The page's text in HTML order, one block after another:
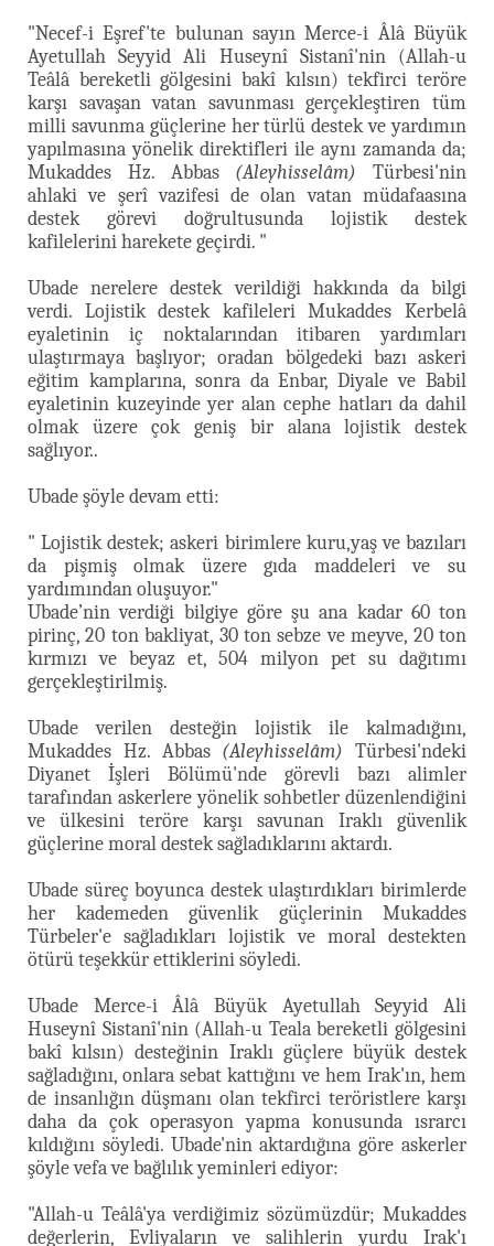
"Necef-i Eşref'te bulunan sayın Merce-i Âlâ Büyük
Ayetullah Seyyid Ali Huseynî Sistanî'nin (Allah-u
Teâlâ bereketli gölgesini bakî kılsın) tekfirci teröre
karşı savaşan vatan savunması gerçekleştiren tüm
milli savunma güçlerine her türlü destek ve yardımın
yapılmasına yönelik direktifleri ile aynı zamanda da;
Mukaddes Hz. Abbas (Aleyhisselâm) Türbesi'nin
ahlaki ve şerî vazifesi de olan vatan müdafaasına
destek görevi doğrultusunda lojistik destek
kafilelerini harekete geçirdi. "
Ubade nerelere destek verildiği hakkında da bilgi
verdi. Lojistik destek kafileleri Mukaddes Kerbelâ
eyaletinin iç noktalarından itibaren yardımları
ulaştırmaya başlıyor; oradan bölgedeki bazı askeri
eğitim kamplarına, sonra da Enbar, Diyale ve Babil
eyaletinin kuzeyinde yer alan cephe hatları da dahil
olmak üzere çok geniş bir alana lojistik destek
sağlıyor..
Ubade şöyle devam etti:
" Lojistik destek; askeri birimlere kuru,yaş ve bazıları
da pişmiş olmak üzere gıda maddeleri ve su
yardımından oluşuyor."
Ubade’nin verdiği bilgiye göre şu ana kadar 60 ton
pirinç, 20 ton bakliyat, 30 ton sebze ve meyve, 20 ton
kırmızı ve beyaz et, 504 milyon pet su dağıtımı
gerçekleştirilmiş.
Ubade verilen desteğin lojistik ile kalmadığını,
Mukaddes Hz. Abbas (Aleyhisselâm) Türbesi'ndeki
Diyanet İşleri Bölümü'nde görevli bazı alimler
tarafından askerlere yönelik sohbetler düzenlendiğini
ve ülkesini teröre karşı savunan Iraklı güvenlik
güçlerine moral destek sağladıklarını aktardı.
Ubade süreç boyunca destek ulaştırdıkları birimlerde
her kademeden güvenlik güçlerinin Mukaddes
Türbeler'e sağladıkları lojistik ve moral destekten
ötürü teşekkür ettiklerini söyledi.
Ubade Merce-i Âlâ Büyük Ayetullah Seyyid Ali
Huseynî Sistanî'nin (Allah-u Teala bereketli gölgesini
bakî kılsın) desteğinin Iraklı güçlere büyük destek
sağladığını, onlara sebat kattığını ve hem Irak'ın, hem
de insanlığın düşmanı olan tekfirci teröristlere karşı
daha da çok operasyon yapma konusunda ısrarcı
kıldığını söyledi. Ubade'nin aktardığına göre askerler
şöyle vefa ve bağlılık yeminleri ediyor:
"Allah-u Teâlâ'ya verdiğimiz sözümüzdür; Mukaddes
değerlerin, Evliyaların ve salihlerin yurdu Irak'ı